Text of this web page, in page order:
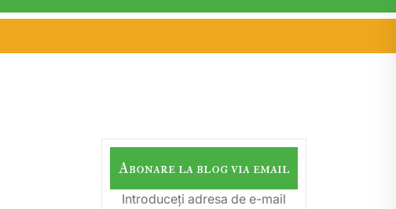
Abonare la blog via email
Introduceți adresa de e-mail